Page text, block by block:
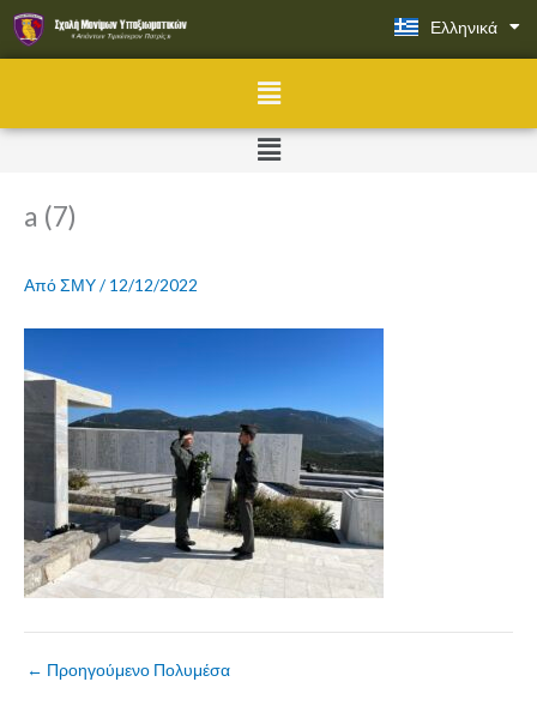
Μετάβαση
στο
περιεχόμενο
Ελληνικά
English
Menu
Menu
a (7)
ΑπόΣΜΥ/ 12/12/2022
← Προηγούμενο Πολυμέσα